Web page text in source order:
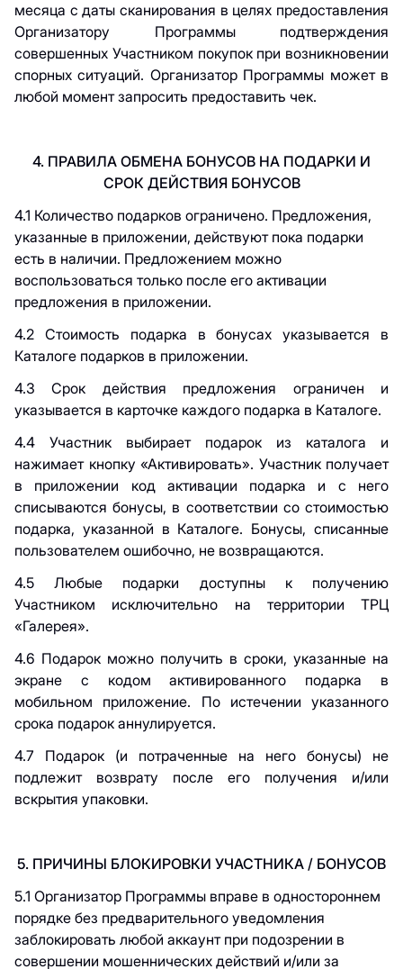
месяца с даты сканирования в целях предоставления
Организатору Программы подтверждения
совершенных Участником покупок при возникновении
спорных ситуаций. Организатор Программы может в
любой момент запросить предоставить чек.
4. ПРАВИЛА ОБМЕНА БОНУСОВ НА ПОДАРКИ И
СРОК ДЕЙСТВИЯ БОНУСОВ
4.1 Количество подарков ограничено. Предложения,
указанные в приложении, действуют пока подарки
есть в наличии. Предложением можно
воспользоваться только после его активации
предложения в приложении.
4.2 Стоимость подарка в бонусах указывается в
Каталоге подарков в приложении.
4.3 Срок действия предложения ограничен и
указывается в карточке каждого подарка в Каталоге.
4.4 Участник выбирает подарок из каталога и
нажимает кнопку «Активировать». Участник получает
в приложении код активации подарка и с него
списываются бонусы, в соответствии со стоимостью
подарка, указанной в Каталоге. Бонусы, списанные
пользователем ошибочно, не возвращаются.
4.5 Любые подарки доступны к получению
Участником исключительно на территории ТРЦ
«Галерея».
4.6 Подарок можно получить в сроки, указанные на
экране с кодом активированного подарка в
мобильном приложение. По истечении указанного
срока подарок аннулируется.
4.7 Подарок (и потраченные на него бонусы) не
подлежит возврату после его получения и/или
вскрытия упаковки.
5. ПРИЧИНЫ БЛОКИРОВКИ УЧАСТНИКА / БОНУСОВ
5.1 Организатор Программы вправе в одностороннем
порядке без предварительного уведомления
заблокировать любой аккаунт при подозрении в
совершении мошеннических действий и/или за